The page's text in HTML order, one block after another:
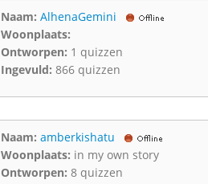
Naam: AlhenaGemini
Woonplaats:
Ontworpen: 1 quizzen
Ingevuld: 866 quizzen
Naam: amberkishatu
Woonplaats: in my own story
Ontworpen: 8 quizzen